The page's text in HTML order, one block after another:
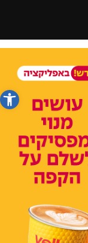
פתח